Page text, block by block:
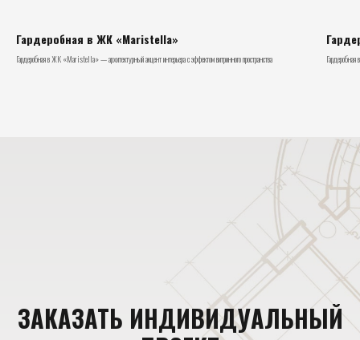
Гардеробная в ЖК «Maristella»
Гардеробная в ЖК «Maristella» — архитектурный акцент интерьера с эффектом витринного пространства Гардеробная
ЗАКАЗАТЬ ИНДИВИДУАЛЬНЫЙ